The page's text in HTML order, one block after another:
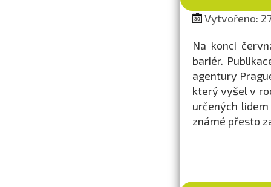
Vytvořeno:
Na konci
bariér.
agentury
který vyšel v
určených
známé přesto